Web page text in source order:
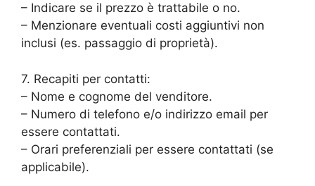
– Indicare se il prezzo è trattabile o no.
– Menzionare eventuali costi aggiuntivi non
inclusi (es. passaggio di proprietà).
7. Recapiti per contatti:
– Nome e cognome del venditore.
– Numero di telefono e/o indirizzo email per
essere contattati.
– Orari preferenziali per essere contattati (se
applicabile).